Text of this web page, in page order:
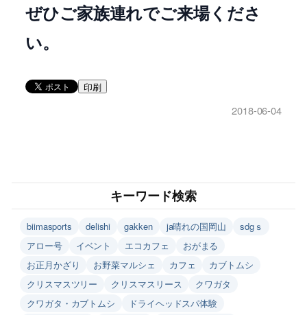
ぜひご家族連れでご来場くださ
い。
印刷
2018-06-04
キーワード検索
biimasports delishi gakken ja晴れの国岡山
sdgｓ
アロー号
イベント エコカフェ
おがまる
お正月かざり
お野菜マルシェ カフェ
カブトムシ
クリスマスツリー
クリスマスリース
クワガタ
クワガタ・カブトムシ
ドライヘッドスパ体験